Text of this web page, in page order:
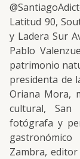
Latitud 90,
y Ladera Sur
Pablo
patrimonio
presidenta de
Oriana Mora,
cultural, San
fotógrafa y
Zambra, editor